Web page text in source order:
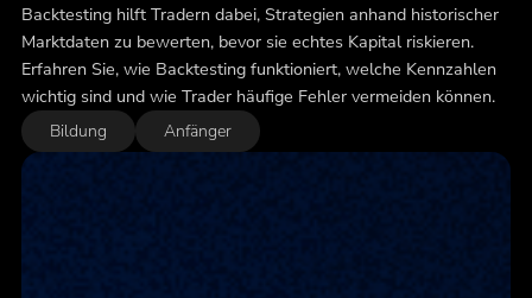
Backtesting hilft Tradern dabei, Strategien anhand historischer
Marktdaten zu bewerten, bevor sie echtes Kapital riskieren.
Erfahren Sie, wie Backtesting funktioniert, welche Kennzahlen
wichtig sind und wie Trader häufige Fehler vermeiden können.
Bildung Anfänger